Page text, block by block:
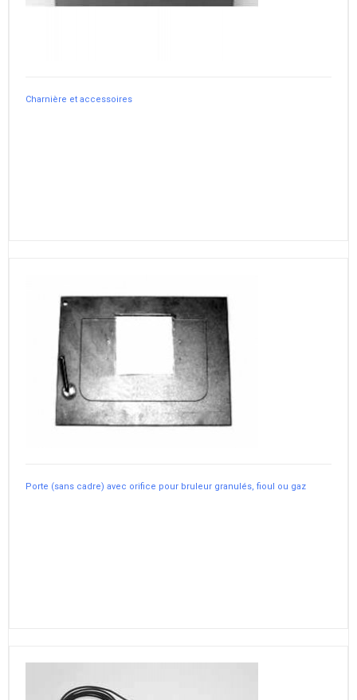
Charnière et accessoires
Porte (sans cadre) avec orifice pour bruleur granulés, fioul ou gaz